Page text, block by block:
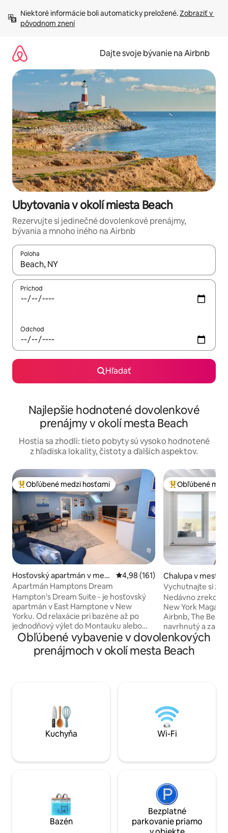
obsah.
Niektoré informácie boli automaticky preložené. Zobraziť v
pôvodnom znení
Dajte svoje bývanie na Airbnb
Ubytovania v okolí miesta Beach
Rezervujte si jedinečné dovolenkové prenájmy,
bývania a mnoho iného na Airbnb
Poloha
Keď budú výsledky k dispozícii, môžete si ich prechádzať
Príchod
Odchod
Hľadať
Najlepšie hodnotené dovolenkové
prenájmy v okolí mesta Beach
Hostia sa zhodli: tieto pobyty sú vysoko hodnotené
z hľadiska lokality, čistoty a ďalších aspektov.
Najobľúbenejšie medzi hosťami
Obľúbené medzi hosťami
Hosťovský apartmán v mest
e East Hampton
Priemerné ohodnotenie 4,98 z
4,98 (161)
Apartmán Hamptons Dream
Hampton's Dream Suite - je hosťovský
apartmán v East Hamptone v New
Yorku. Od relaxácie pri bazéne až po
jednodňový výlet do Montauku alebo
návštevu niektorých z najlepších pláží v
Hamptons - príležitosti sú tu nekonečné!
Ponúka spálňu s manželskou posteľou
klimatizáciu/kúrenie s 65-palcovou
inteligentnou televíziou s priestorovým
zvukom a DVD, Blue ray a Xbox Games .
V spálni je tiež televízor a modrý
Najobľúbenejšie
Obľúbené
Chalupa v meste
Vychutnajte si
oceánom v
pláži
Nedávno
New York
Airbnb, The
navrhnutý a
organickom štýle
neutrálnych
pokojný a
vodu. Zostaňte v
plávanie,
slnka a grilovanie
užite si všetko,
Obľúbené vybavenie v dovolenkových
prenájmoch v okolí mesta Beach
Kuchyňa Wi-Fi
Bazén
Bezplatné
parkovanie priamo